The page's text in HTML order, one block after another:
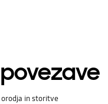
in storitve